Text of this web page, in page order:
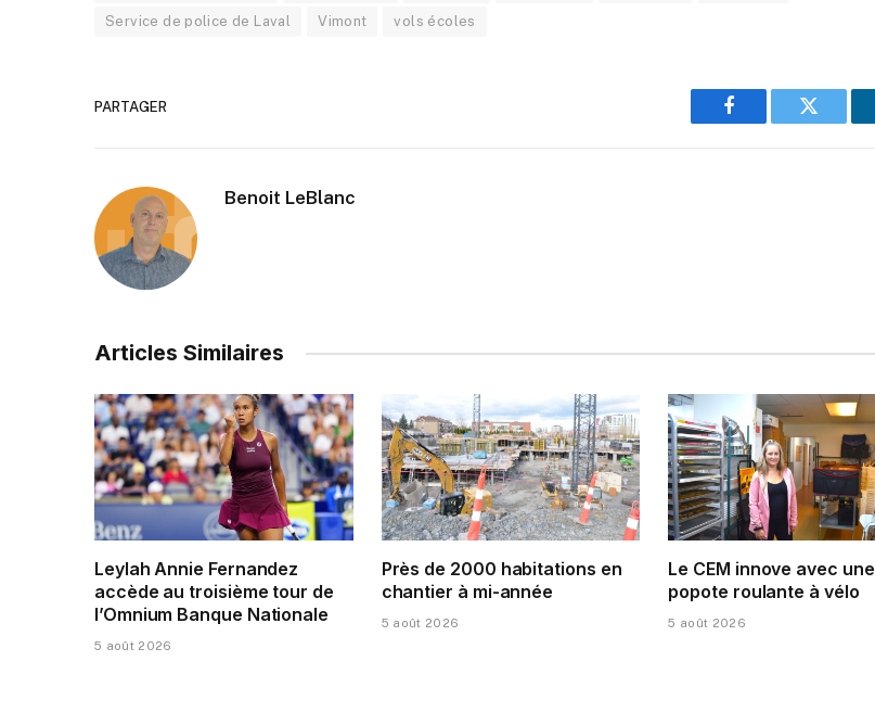
Service de police de Laval Vimont vols écoles
PARTAGER
Facebook Twitter
Benoit LeBlanc
Articles Similaires
Leylah Annie Fernandez
accède au troisième tour de
l’Omnium Banque Nationale
5 août 2026
Près de 2000 habitations en
chantier à mi-année
5 août 2026
Le CEM innove avec une
popote roulante à vélo
5 août 2026